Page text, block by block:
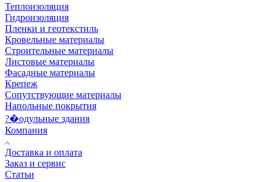
Теплоизоляция
Гидроизоляция
Пленки и геотекстиль
Кровельные материалы
Строительные материалы
Листовые материалы
Фасадные материалы
Крепеж
Сопутствующие материалы
Напольные покрытия
?�одульные здания
Компания
Доставка и оплата
Заказ и сервис
Статьи